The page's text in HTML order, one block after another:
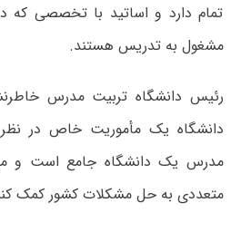
تمام دارد و اساتید با تخصصی که
مشغول به تدریس هستند.
رئیس دانشگاه تربیت مدرس
دانشگاه یک مأموریت خاص در نظر
مدرس یک دانشگاه جامع است و
متعددی به حل مشکلات کشور کمک